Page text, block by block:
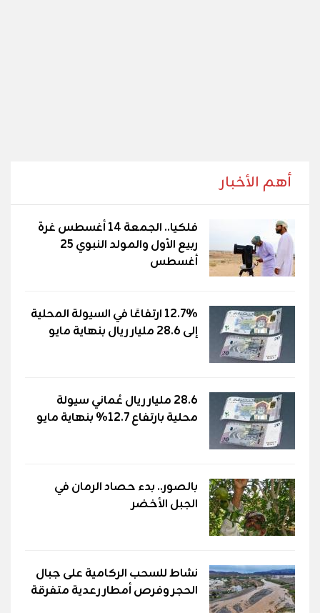
أهم الأخبار
فلكيا.. الجمعة 14 أغسطس غرة
ربيع الأول والمولد النبوي 25
أغسطس
12.7% ارتفاعًا في السيولة المحلية
إلى 28.6 مليار ريال بنهاية مايو
28.6 مليار ريال عُماني سيولة
محلية بارتفاع 12.7% بنهاية مايو
بالصور.. بدء حصاد الرمان في
الجبل الأخضر
نشاط للسحب الركامية على جبال
الحجر وفرص أمطار رعدية متفرقة